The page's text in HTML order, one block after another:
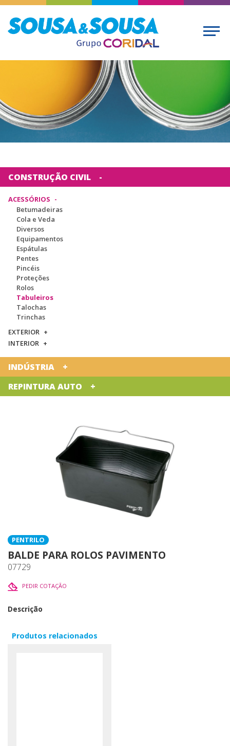
CONSTRUÇÃO CIVIL
ACESSÓRIOS
Betumadeiras
Cola e Veda
Diversos
Equipamentos
Espátulas
Pentes
Pincéis
Proteções
Rolos
Tabuleiros
Talochas
Trinchas
EXTERIOR
INTERIOR
INDÚSTRIA
REPINTURA AUTO
PENTRILO
BALDE PARA ROLOS PAVIMENTO
07729
PEDIR COTAÇÃO
Descrição
Produtos relacionados